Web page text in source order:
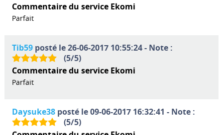
Commentaire du service Ekomi
Parfait
Tib59posté le 26-06-2017 10:55:24 - Note :
(5/5)
Commentaire du service Ekomi
Parfait
Daysuke38posté le 09-06-2017 16:32:41 - Note :
(5/5)